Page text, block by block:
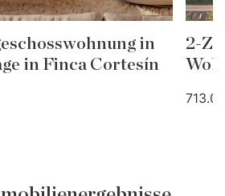
in
in Finca Cortesín
2-